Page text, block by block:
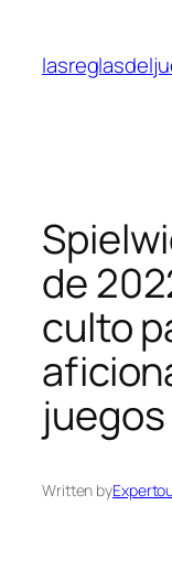
content
de
culto
juegos
Written by